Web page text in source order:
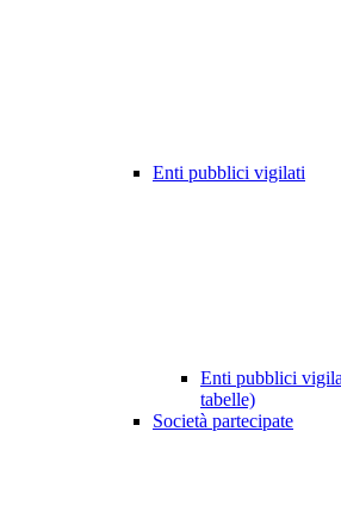
Enti pubblici vigilati
Enti pubblici
tabelle)
Società partecipate